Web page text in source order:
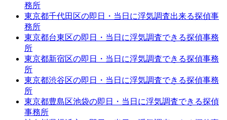
務所
東京都千代田区の即日・当日に浮気調査出来る探偵事
務所
東京都台東区の即日・当日に浮気調査できる探偵事務
所
東京都新宿区の即日・当日に浮気調査できる探偵事務
所
東京都渋谷区の即日・当日に浮気調査できる探偵事務
所
東京都豊島区池袋の即日・当日に浮気調査できる探偵
事務所